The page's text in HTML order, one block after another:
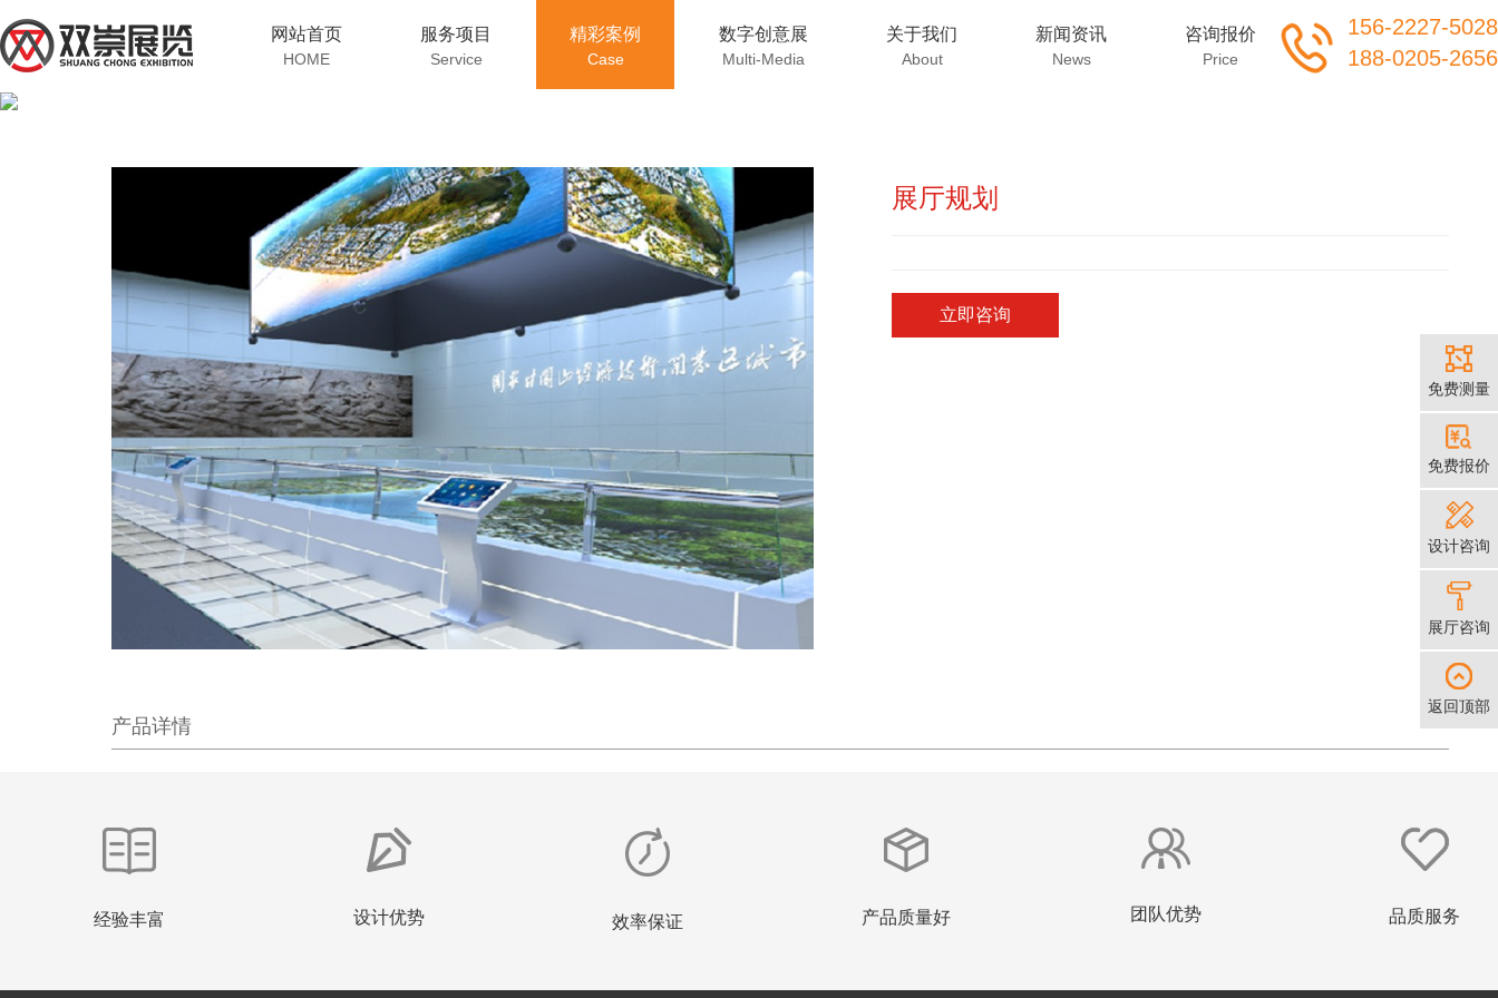
网站首页
HOME
服务项目
Service
精彩案例
Case
数字创意展
Multi-Media
关于我们
About
新闻资讯
News
咨询报价
Price
156-2227-5028
188-0205-2656
展厅规划
立即咨询
产品详情
经验丰富 设计优势 效率保证 产品质量好 团队优势 品质服务
免费测量
免费报价
设计咨询
展厅咨询
返回顶部